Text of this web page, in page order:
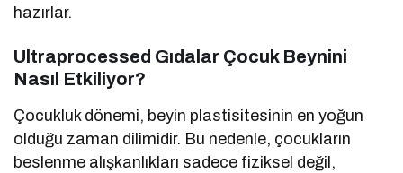
hazırlar.
Ultraprocessed Gıdalar Çocuk Beynini
Nasıl Etkiliyor?
Çocukluk dönemi, beyin plastisitesinin en yoğun
olduğu zaman dilimidir. Bu nedenle, çocukların
beslenme alışkanlıkları sadece fiziksel değil,